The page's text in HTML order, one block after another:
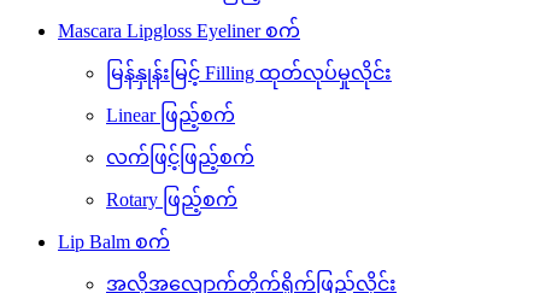
Mascara Lipgloss Eyeliner စက်
မြန်နှုန်းမြင့် Filling ထုတ်လုပ်မှုလိုင်း
Linear ဖြည့်စက်
လက်ဖြင့်ဖြည့်စက်
Rotary ဖြည့်စက်
Lip Balm စက်
အလိုအလျောက်တိုက်ရိုက်ဖြည့်လိုင်း